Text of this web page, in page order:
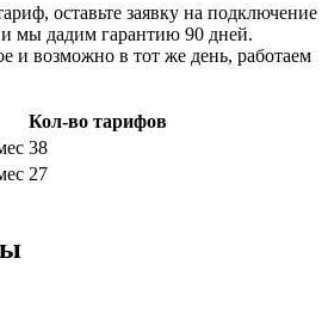
оставьте заявку на подключение
мы дадим гарантию 90 дней.
и возможно в тот же день, работаем
Кол-во тарифов
38
27